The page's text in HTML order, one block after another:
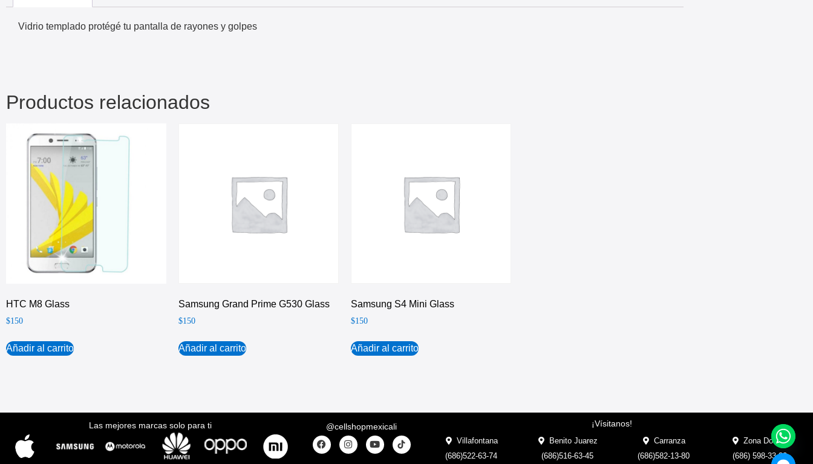
Vidrio templado protégé tu pantalla de rayones y golpes
Productos relacionados
HTC M8 Glass
$150
Añadir al carrito
Samsung Grand Prime G530 Glass
$150
Añadir al carrito
Samsung S4 Mini Glass
$150
Añadir al carrito
Las mejores marcas solo para ti @cellshopmexicali ¡Vísitanos!
Villafontana
(686)522-63-74
Benito Juarez
(686)516-63-45
Carranza
(686)582-13-80
Zona Dorada
(686) 598-33-33